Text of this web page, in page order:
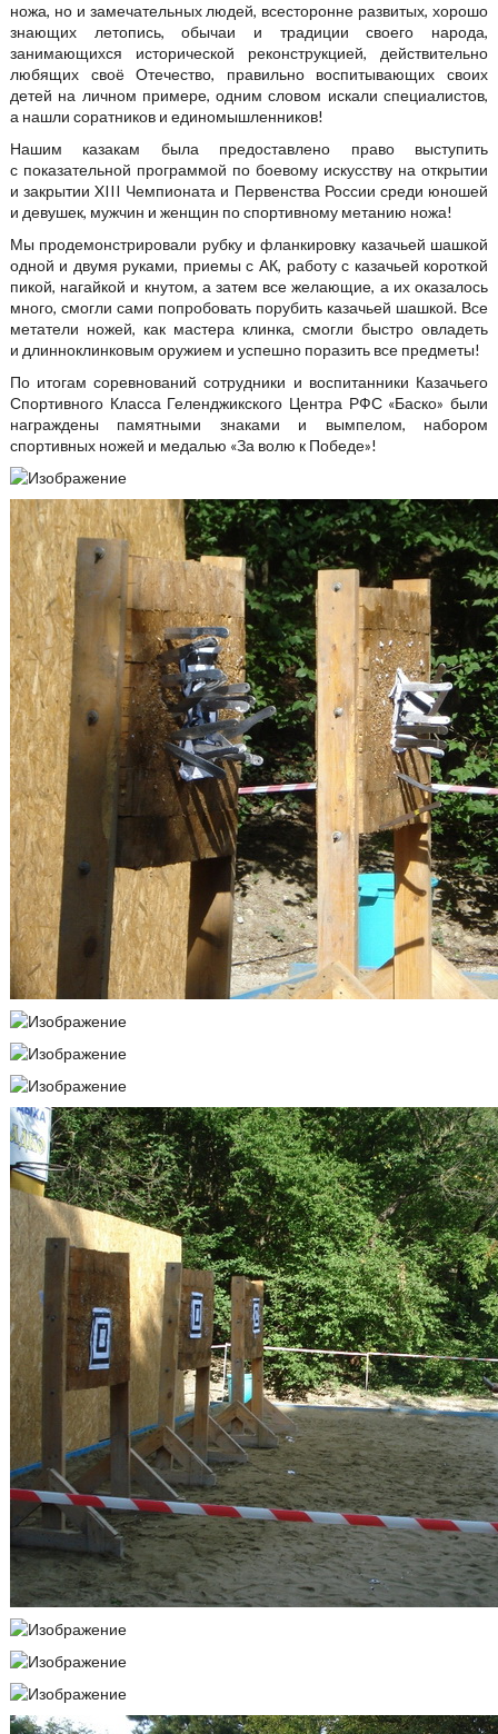
ножа, но и замечательных людей, всесторонне развитых, хорошо
знающих летопись, обычаи и традиции своего народа,
занимающихся исторической реконструкцией, действительно
любящих своё Отечество, правильно воспитывающих своих
детей на личном примере, одним словом искали специалистов,
а нашли соратников и единомышленников!
Нашим казакам была предоставлено право выступить
с показательной программой по боевому искусству на открытии
и закрытии XIII Чемпионата и Первенства России среди юношей
и девушек, мужчин и женщин по спортивному метанию ножа!
Мы продемонстрировали рубку и фланкировку казачьей шашкой
одной и двумя руками, приемы с АК, работу с казачьей короткой
пикой, нагайкой и кнутом, а затем все желающие, а их оказалось
много, смогли сами попробовать порубить казачьей шашкой. Все
метатели ножей, как мастера клинка, смогли быстро овладеть
и длинноклинковым оружием и успешно поразить все предметы!
По итогам соревнований сотрудники и воспитанники Казачьего
Спортивного Класса Геленджикского Центра РФС «Баско» были
награждены памятными знаками и вымпелом, набором
спортивных ножей и медалью «За волю к Победе»!